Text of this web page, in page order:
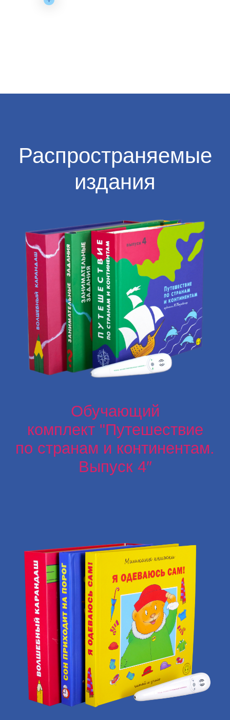
Развивающий комплект
«Мишкины книжки»
Ведущий дизайнер
Директор
по производству